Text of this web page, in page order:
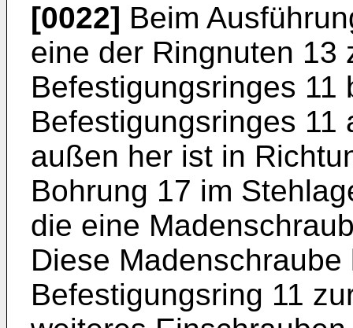
[0022] Beim
eine der Ringnuten 13
Befestigungsringes
Befestigungsringes
außen her ist in
Bohrung 17 im
die eine
Diese
Befestigungsring 11